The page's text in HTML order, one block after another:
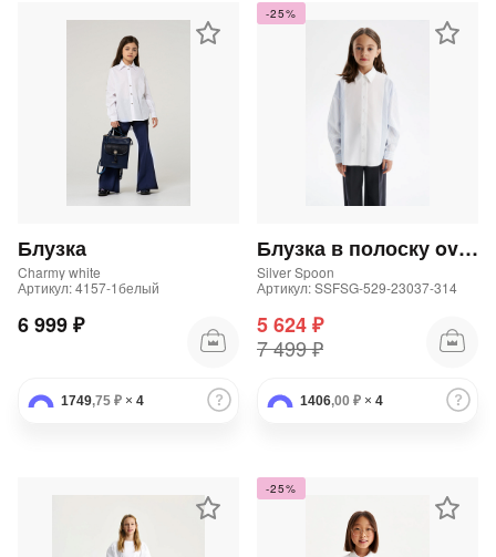
Блузка
Charmy white
Артикул: 4157-1белый
6 999 ₽
1749,75 ₽ × 4
-25%
Блузка в полоску oversize
Silver Spoon
Артикул: SSFSG-529-23037-314
5 624 ₽
7 499 ₽
1406,00 ₽ × 4
-25%